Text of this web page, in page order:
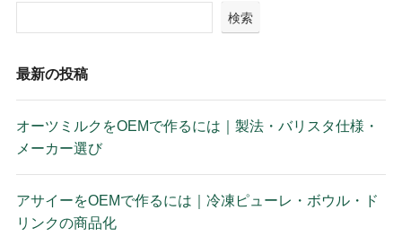
検索
最新の投稿
オーツミルクをOEMで作るには｜製法・バリスタ仕様・
メーカー選び
アサイーをOEMで作るには｜冷凍ピューレ・ボウル・ド
リンクの商品化